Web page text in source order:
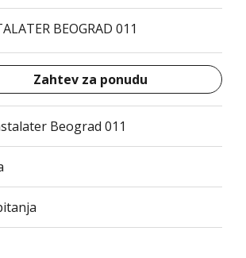
BEOGRAD 011
Zahtev za ponudu
Beograd 011